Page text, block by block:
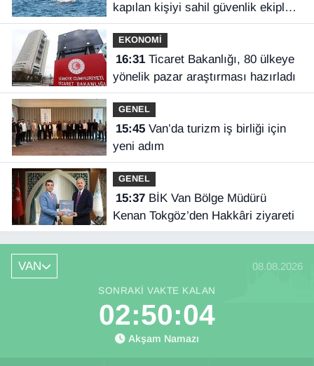
kapılan kişiyi sahil güvenlik ekipleri
kurtardı
EKONOMİ
16:31Ticaret Bakanlığı, 80 ülkeye
yönelik pazar araştırması hazırladı
GENEL
15:45Van’da turizm iş birliği için
yeni adım
GENEL
15:37BİK Van Bölge Müdürü
Kenan Tokgöz’den Hakkâri ziyareti
VAN 08.08.2026
SONRAKI VAKTE KALAN
02:50:04
Akşam Namazı